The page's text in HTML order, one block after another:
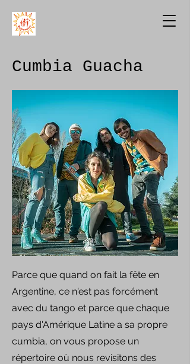
Cumbia Guacha
Parce que quand on fait la fête en
Argentine, ce n'est pas forcément
avec du tango et parce que chaque
pays d'Amérique Latine a sa propre
cumbia, on vous propose un
répertoire où nous revisitons des